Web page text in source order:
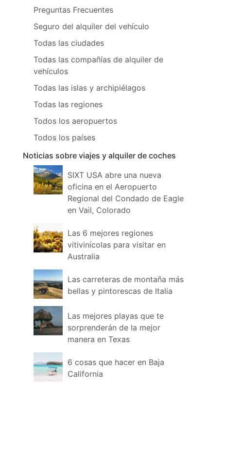
Preguntas Frecuentes
Seguro del alquiler del vehículo
Todas las ciudades
Todas las compañías de alquiler de
vehículos
Todas las islas y archipiélagos
Todas las regiones
Todos los aeropuertos
Todos los países
Noticias sobre viajes y alquiler de coches
SIXT USA abre una nueva
oficina en el Aeropuerto
Regional del Condado de Eagle
en Vail, Colorado
Las 6 mejores regiones
vitivinícolas para visitar en
Australia
Las carreteras de montaña más
bellas y pintorescas de Italia
Las mejores playas que te
sorprenderán de la mejor
manera en Texas
6 cosas que hacer en Baja
California